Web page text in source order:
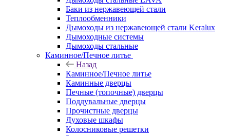
Баки из нержавеющей стали
Теплообменники
Дымоходы из нержавеющей стали Keralux
Дымоходные системы
Дымоходы стальные
Каминное/Печное литье
Назад
Каминное/Печное литье
Каминные дверцы
Печные (топочные) дверцы
Поддувальные дверцы
Прочистные дверцы
Духовые шкафы
Колосниковые решетки